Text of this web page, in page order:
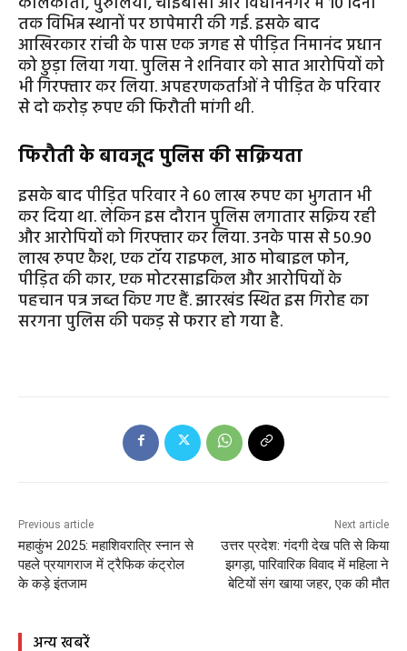
तक विभिन्न स्थानों पर छापेमारी की गई. इसके बाद
आखिरकार रांची के पास एक जगह से पीड़ित निमानंद प्रधान
को छुड़ा लिया गया. पुलिस ने शनिवार को सात आरोपियों को
भी गिरफ्तार कर लिया. अपहरणकर्ताओं ने पीड़ित के परिवार
से दो करोड़ रुपए की फिरौती मांगी थी.
फिरौती के बावजूद पुलिस की सक्रियता
इसके बाद पीड़ित परिवार ने 60 लाख रुपए का भुगतान भी
कर दिया था. लेकिन इस दौरान पुलिस लगातार सक्रिय रही
और आरोपियों को गिरफ्तार कर लिया. उनके पास से 50.90
लाख रुपए कैश, एक टॉय राइफल, आठ मोबाइल फोन,
पीड़ित की कार, एक मोटरसाइकिल और आरोपियों के
पहचान पत्र जब्त किए गए हैं. झारखंड स्थित इस गिरोह का
सरगना पुलिस की पकड़ से फरार हो गया है.
Previous article
महाकुंभ 2025: महाशिवरात्रि स्नान से
पहले प्रयागराज में ट्रैफिक कंट्रोल
के कड़े इंतजाम
Next article
उत्तर प्रदेश: गंदगी देख पति से किया
झगड़ा, पारिवारिक विवाद में महिला ने
बेटियों संग खाया जहर, एक की मौत
अन्य खबरें